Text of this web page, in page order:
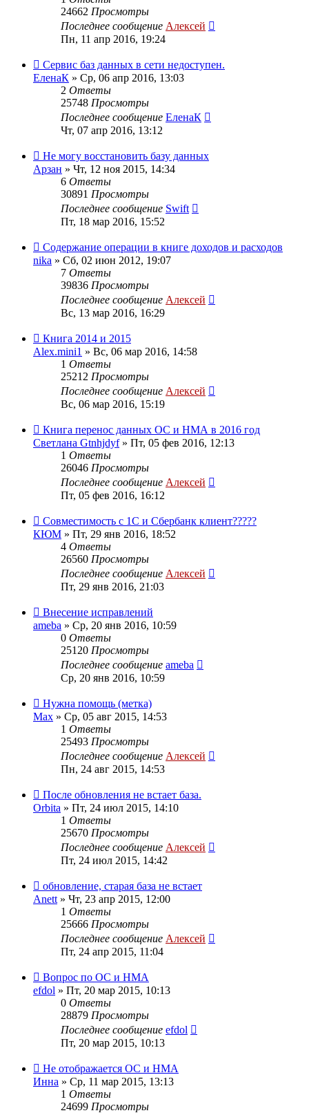
24662 Просмотры
Последнее сообщение Алексей
Пн, 11 апр 2016, 19:24
Сервис баз данных в сети недоступен.
ЕленаК » Ср, 06 апр 2016, 13:03
2 Ответы
25748 Просмотры
Последнее сообщение ЕленаК
Чт, 07 апр 2016, 13:12
Не могу восстановить базу данных
Арзан » Чт, 12 ноя 2015, 14:34
6 Ответы
30891 Просмотры
Последнее сообщение Swift
Пт, 18 мар 2016, 15:52
Содержание операции в книге доходов и расходов
nika » Сб, 02 июн 2012, 19:07
7 Ответы
39836 Просмотры
Последнее сообщение Алексей
Вс, 13 мар 2016, 16:29
Книга 2014 и 2015
Alex.mini1 » Вс, 06 мар 2016, 14:58
1 Ответы
25212 Просмотры
Последнее сообщение Алексей
Вс, 06 мар 2016, 15:19
Книга перенос данных ОС и НМА в 2016 год
Светлана Gtnhjdyf» Пт, 05 фев 2016, 12:13
1 Ответы
26046 Просмотры
Последнее сообщение Алексей
Пт, 05 фев 2016, 16:12
Совместимость с 1С и Сбербанк клиент?????
КЮМ » Пт, 29 янв 2016, 18:52
4 Ответы
26560 Просмотры
Последнее сообщение Алексей
Пт, 29 янв 2016, 21:03
Внесение исправлений
ameba » Ср, 20 янв 2016, 10:59
0 Ответы
25120 Просмотры
Последнее сообщение ameba
Ср, 20 янв 2016, 10:59
Нужна помощь (метка)
Max » Ср, 05 авг 2015, 14:53
1 Ответы
25493 Просмотры
Последнее сообщение Алексей
Пн, 24 авг 2015, 14:53
После обновления не встает база.
Orbita » Пт, 24 июл 2015, 14:10
1 Ответы
25670 Просмотры
Последнее сообщение Алексей
Пт, 24 июл 2015, 14:42
обновление, старая база не встает
Anett » Чт, 23 апр 2015, 12:00
1 Ответы
25666 Просмотры
Последнее сообщение Алексей
Пт, 24 апр 2015, 11:04
Вопрос по ОС и НМА
efdol » Пт, 20 мар 2015, 10:13
0 Ответы
28879 Просмотры
Последнее сообщение efdol
Пт, 20 мар 2015, 10:13
Не отображается ОС и НМА
Инна » Ср, 11 мар 2015, 13:13
1 Ответы
24699 Просмотры